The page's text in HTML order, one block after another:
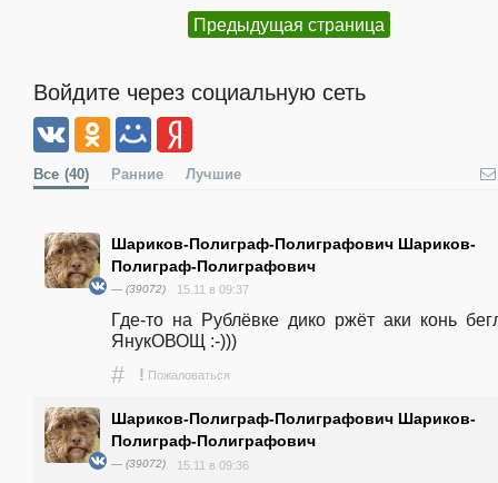
Предыдущая страница
Войдите через социальную сеть
Все (40) Ранние Лучшие
Шариков-Полиграф-Полиграфович Шариков-
Полиграф-Полиграфович
— (39072) 15.11 в 09:37
Где-то  на  Рублёвке  дико  ржёт  аки  конь
ЯнукОВОЩ :-)))
# ! Пожаловаться
Шариков-Полиграф-Полиграфович Шариков-
Полиграф-Полиграфович
— (39072) 15.11 в 09:36